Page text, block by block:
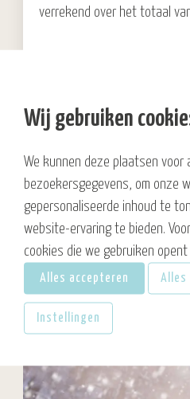
verrekend over het totaal
eigen parkeerterrein. Vanaf
Tijdens de looptijd van de
weekendtoeslag berekend
zaterdag op zondag.
Winters genieten
Wij gebruiken
We kunnen deze plaatsen voor
bezoekersgegevens, om onze
gepersonaliseerde inhoud te
website-ervaring te bieden.
cookies die we gebruiken
Alles accepteren Alles
Instellingen